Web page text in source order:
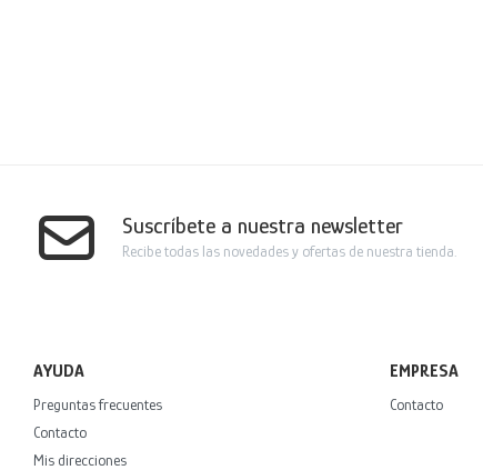
Suscríbete a nuestra newsletter
Recibe todas las novedades y ofertas de nuestra tienda.
AYUDA
Preguntas frecuentes
Contacto
Mis direcciones
EMPRESA
Contacto